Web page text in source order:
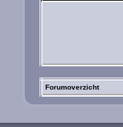
Forumoverzicht